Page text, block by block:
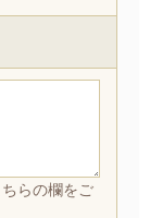
らの欄をご